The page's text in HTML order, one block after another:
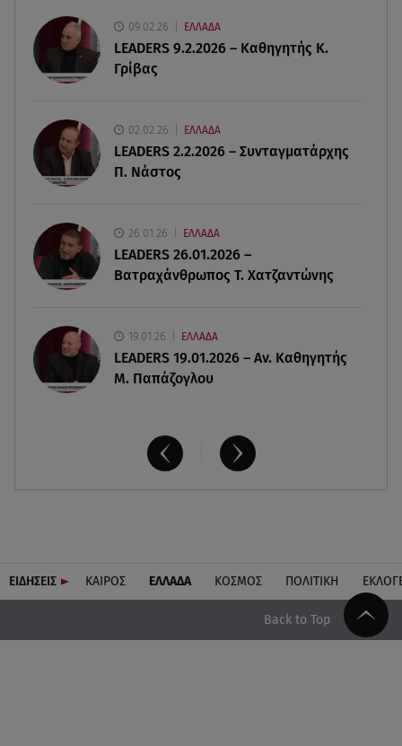
τραπεζικές καταθέσεις
06.08.26 , 19:17
06.08.26 , 19:10
Μπαντέρας: «Η καρδιακή προσβολή ήταν το
καλύτερο πράγμα που μου συνέβη»
06.08.26 , 18:49
Συντάξεις χηρείας: Τέλος στο «ψαλίδι» μετά την
τριετία
09.02.26 ΕΛΛΑΔΑ
LEADERS 9.2.2026 – Καθηγητής Κ.
Γρίβας
02.02.26 ΕΛΛΑΔΑ
LEADERS 2.2.2026 – Συνταγματάρχης
Π. Νάστος
26.01.26 ΕΛΛΑΔΑ
LEADERS 26.01.2026 –
Βατραχάνθρωπος Τ. Χατζαντώνης
19.01.26 ΕΛΛΑΔΑ
LEADERS 19.01.2026 – Αν. Καθηγητής
Μ. Παπάζογλου
ΕΙΔΗΣΕΙΣ ΚΑΙΡΟΣ ΕΛΛΑΔΑ ΚΟΣΜΟΣ ΠΟΛΙΤΙΚΗ
Back to Top